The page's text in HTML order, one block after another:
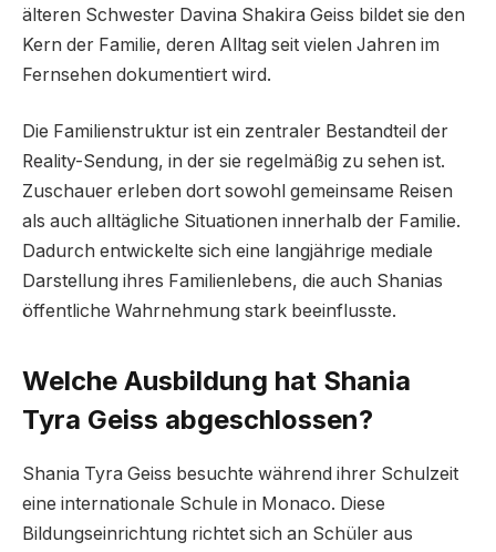
älteren Schwester Davina Shakira Geiss bildet sie den
Kern der Familie, deren Alltag seit vielen Jahren im
Fernsehen dokumentiert wird.
Die Familienstruktur ist ein zentraler Bestandteil der
Reality-Sendung, in der sie regelmäßig zu sehen ist.
Zuschauer erleben dort sowohl gemeinsame Reisen
als auch alltägliche Situationen innerhalb der Familie.
Dadurch entwickelte sich eine langjährige mediale
Darstellung ihres Familienlebens, die auch Shanias
öffentliche Wahrnehmung stark beeinflusste.
Welche Ausbildung hat Shania
Tyra Geiss abgeschlossen?
Shania Tyra Geiss besuchte während ihrer Schulzeit
eine internationale Schule in Monaco. Diese
Bildungseinrichtung richtet sich an Schüler aus